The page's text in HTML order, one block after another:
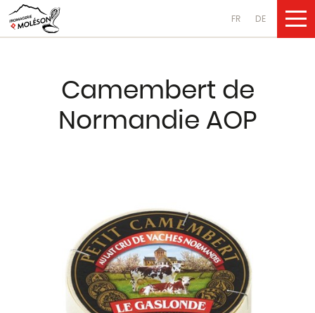
FR DE
Fromages
au lait de vache
au lait de vache
au lait de chèvre
au lait de brebis
Camembert de
Normandie AOP